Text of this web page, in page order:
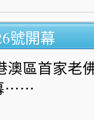
號開幕
澳區首家老
⋯⋯